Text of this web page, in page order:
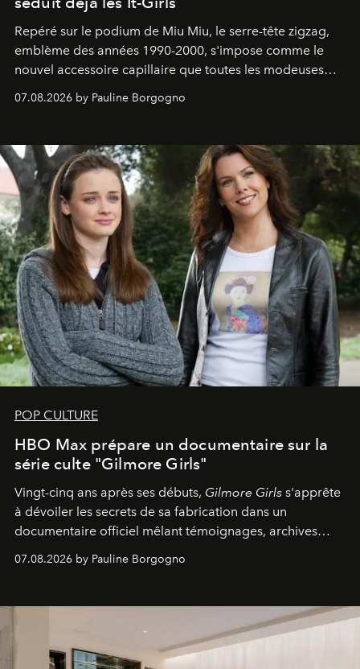
Repéré sur le podium de Miu Miu, le serre-tête zigzag,
emblème des années 1990-2000, s'impose comme le
nouvel accessoire capillaire que toutes les modeuses
07.08.2026 by Pauline Borgogno
POP CULTURE
HBO Max prépare un documentaire sur la
série culte "Gilmore Girls"
Vingt-cinq ans après ses débuts, Gilmore Girls s'apprête
à dévoiler les secrets de sa fabrication dans un
documentaire officiel mêlant témoignages, archives
générationnel.
07.08.2026 by Pauline Borgogno